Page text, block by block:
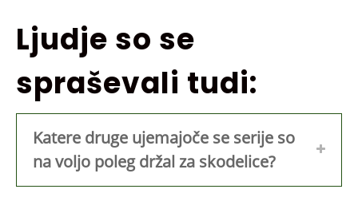
Ljudje so se
spraševali tudi:
Katere druge ujemajoče se serije so
na voljo poleg držal za skodelice?